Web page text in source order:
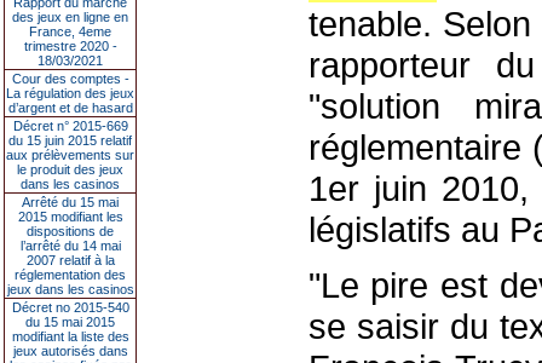
des jeux en ligne en
France, 4eme
trimestre 2020 -
18/03/2021
Cour des comptes -
La régulation des jeux
d’argent et de hasard
Décret n° 2015-669
du 15 juin 2015 relatif
aux prélèvements sur
le produit des jeux
dans les casinos
Arrêté du 15 mai
2015 modifiant les
dispositions de
l’arrêté du 14 mai
2007 relatif à la
réglementation des
jeux dans les casinos
Décret no 2015-540
du 15 mai 2015
modifiant la liste des
jeux autorisés dans
tenable.
rapporteur
"solution
réglementaire
1er juin 2010,
législatifs au
"Le pire est
se saisir du